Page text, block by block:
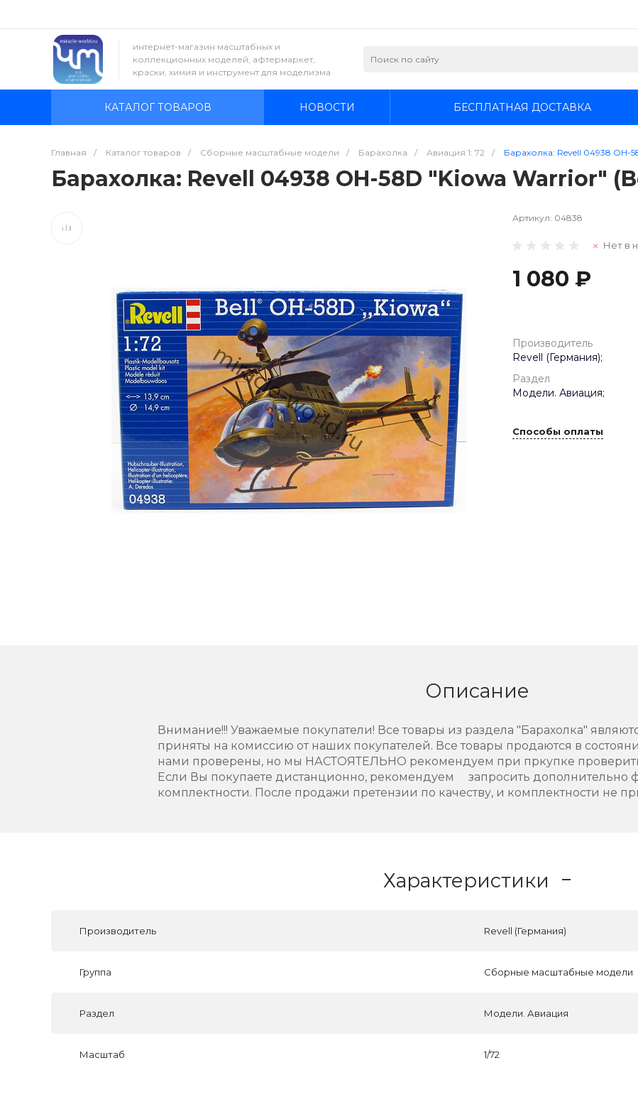
интернет-магазин масштабных и
коллекционных моделей, афтермаркет,
краски, химия и инструмент для моделизма
КАТАЛОГ ТОВАРОВ НОВОСТИ БЕСПЛАТНАЯ ДОСТАВКА
Главная / Каталог товаров / Сборные масштабные модели / Барахолка / Авиация 1: 72 / Барахолка: Revell 04938 OH-
Барахолка: Revell 04938 OH-58D "Kiowa Warrior"
Артикул: 04838
Нет в
1 080 ₽
Производитель
Revell (Германия);
Раздел
Модели. Авиация;
Способы оплаты
Описание
Внимание!!! Уважаемые покупатели! Все товары из раздела "Барахолка"
приняты на комиссию от наших покупателей. Все товары продаются в
нами проверены, но мы НАСТОЯТЕЛЬНО рекомендуем при пркупке проверить
Если Вы покупаете дистанционно, рекомендуем запросить дополнительно
комплектности. После продажи претензии по качеству, и комплектности не
Характеристики
Производитель Revell (Германия)
Группа Сборные масштабные модели
Раздел Модели. Авиация
Масштаб 1/72